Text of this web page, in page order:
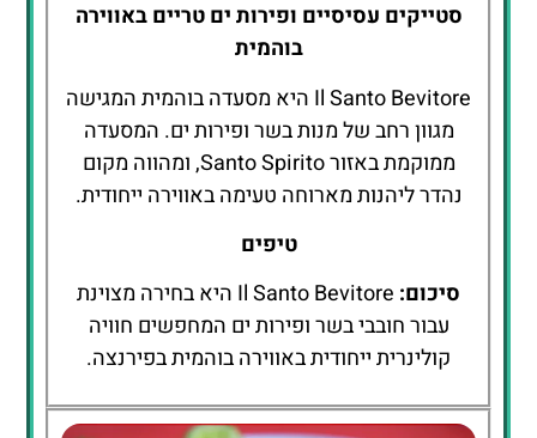
סטייקים עסיסיים ופירות ים טריים באווירה
בוהמית
Il Santo Bevitore היא מסעדה בוהמית המגישה
מגוון רחב של מנות בשר ופירות ים. המסעדה
ממוקמת באזור Santo Spirito, ומהווה מקום
נהדר ליהנות מארוחה טעימה באווירה ייחודית.
טיפים
סיכום:
Il Santo Bevitore היא בחירה מצוינת
עבור חובבי בשר ופירות ים המחפשים חוויה
קולינרית ייחודית באווירה בוהמית בפירנצה.